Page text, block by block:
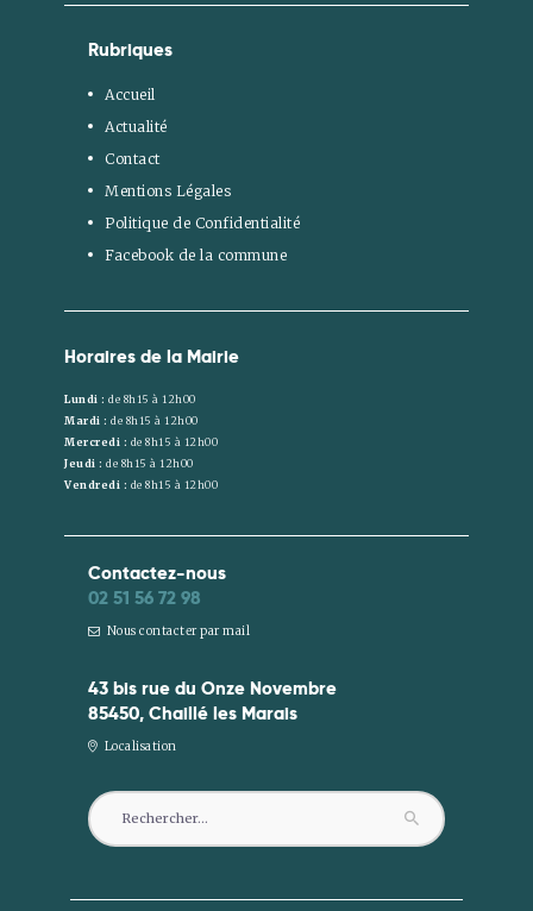
Rubriques
Accueil
Actualité
Contact
Mentions Légales
Politique de Confidentialité
Facebook de la commune
Horaires de la Mairie
Lundi : de 8h15 à 12h00
Mardi : de 8h15 à 12h00
Mercredi : de 8h15 à 12h00
Jeudi : de 8h15 à 12h00
Vendredi : de 8h15 à 12h00
Contactez-nous
02 51 56 72 98
Nous contacter par mail
43 bis rue du Onze Novembre
85450, Chaillé les Marais
Localisation
Rechercher :